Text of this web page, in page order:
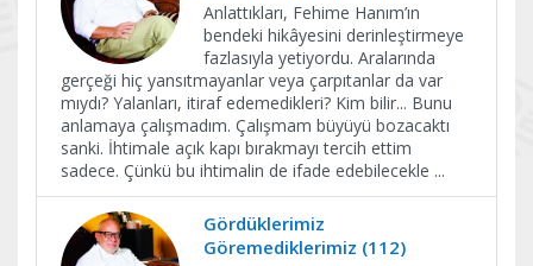
Anlattıkları, Fehime Hanım’ın
bendeki hikâyesini derinleştirmeye
fazlasıyla yetiyordu. Aralarında
gerçeği hiç yansıtmayanlar veya çarpıtanlar da var
mıydı? Yalanları, itiraf edemedikleri? Kim bilir... Bunu
anlamaya çalışmadım. Çalışmam büyüyü bozacaktı
sanki. İhtimale açık kapı bırakmayı tercih ettim
sadece. Çünkü bu ihtimalin de ifade edebilecekle ...
Gördüklerimiz
Göremediklerimiz (112)